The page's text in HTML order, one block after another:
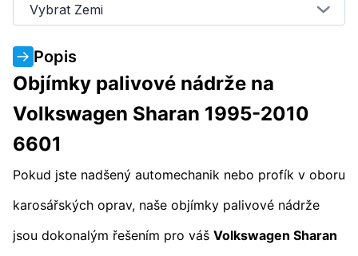
Vybrat Zemi
Popis
Objímky palivové nádrže na
Volkswagen Sharan 1995-2010
6601
Pokud jste nadšený automechanik nebo profík v oboru
karosářských oprav, naše objímky palivové nádrže
jsou dokonalým řešením pro váš Volkswagen Sharan